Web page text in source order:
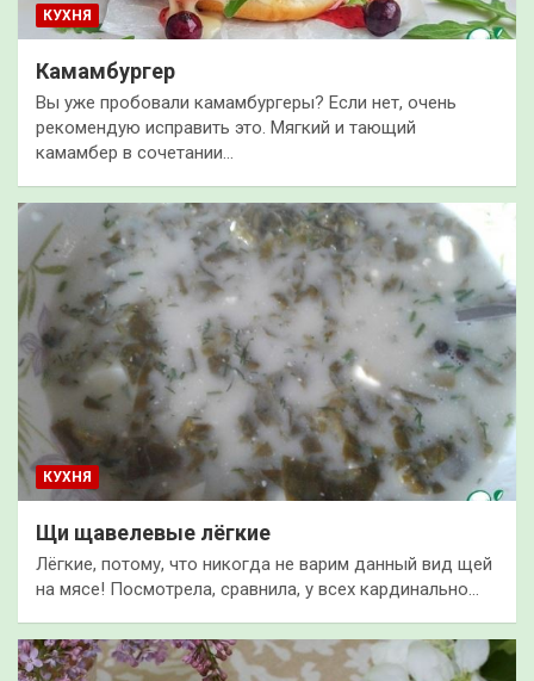
КУХНЯ
Камамбургер
Вы уже пробовали камамбургеры? Если нет, очень
рекомендую исправить это. Мягкий и тающий
камамбер в сочетании…
КУХНЯ
Щи щавелевые лёгкие
Лёгкие, потому, что никогда не варим данный вид щей
на мясе! Посмотрела, сравнила, у всех кардинально…